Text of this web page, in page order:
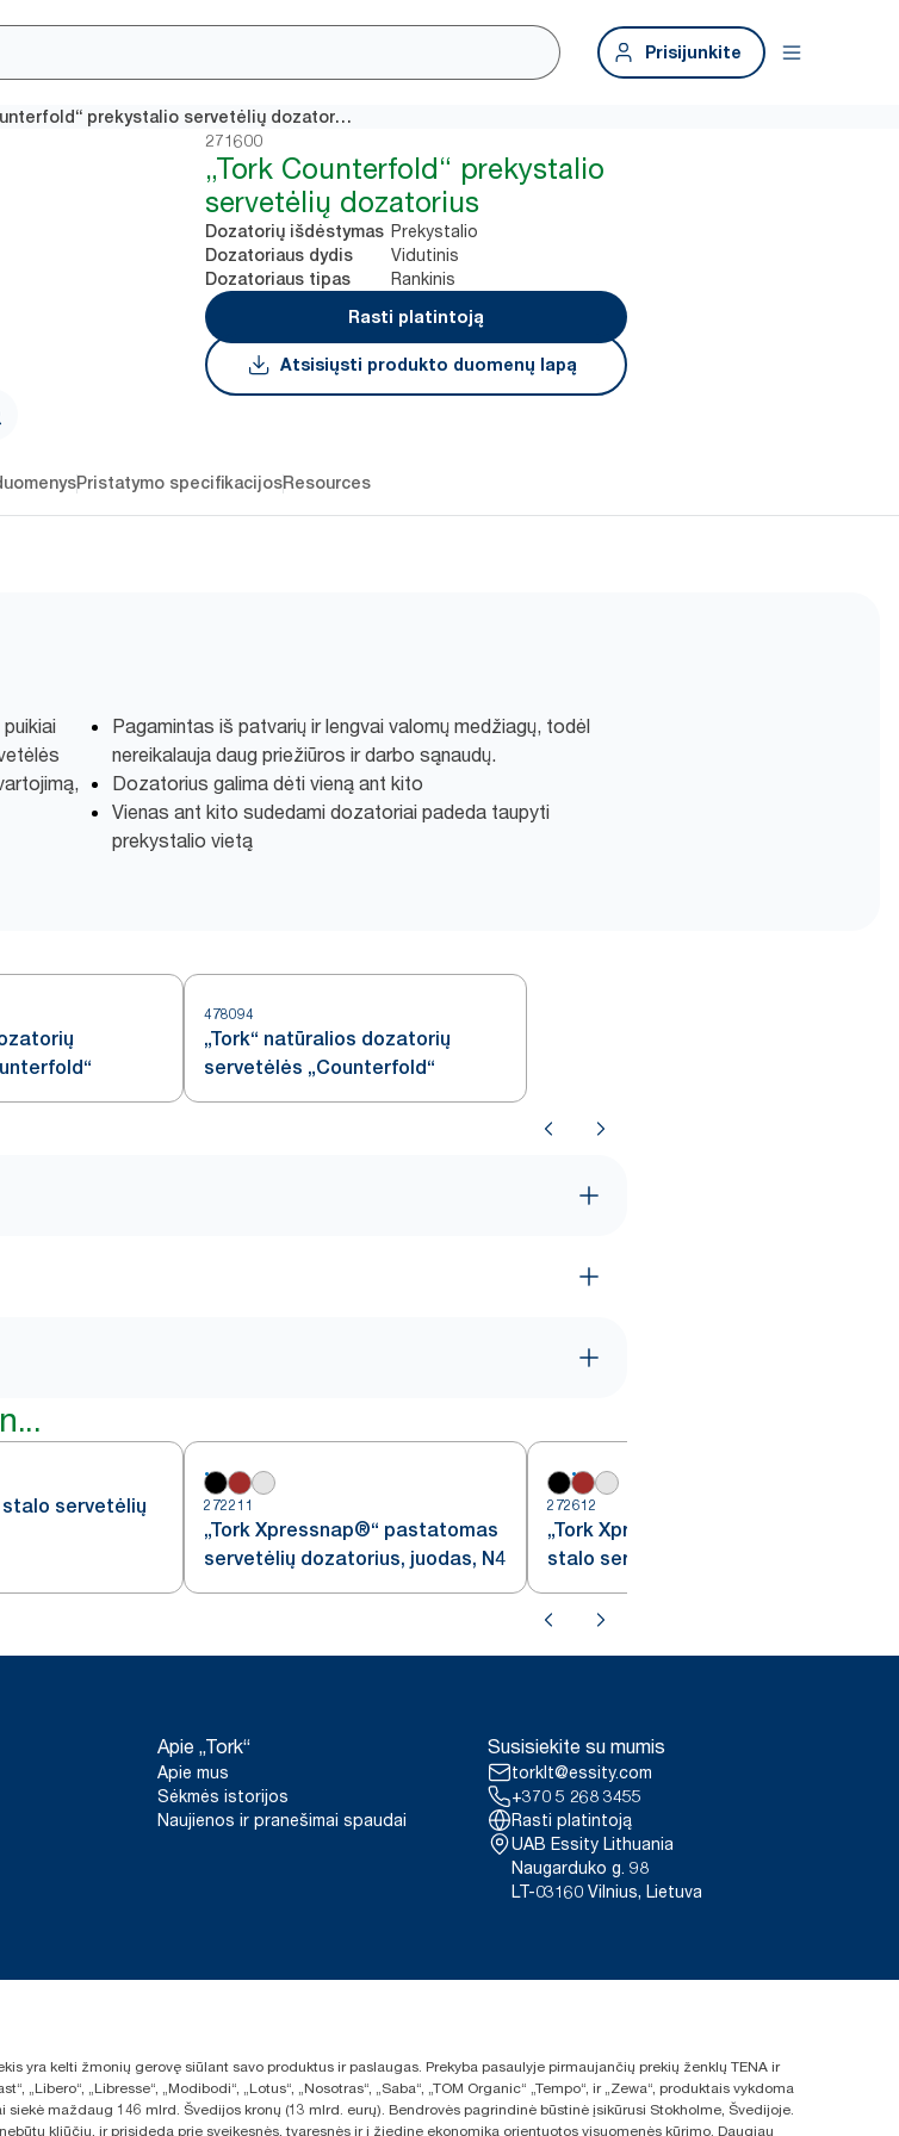
Prisijunkite
„Tork Counterfold“ prekystalio servetėlių dozatorius
271600
„Tork Counterfold“ prekystalio
servetėlių dozatorius
Dozatorių išdėstymas Prekystalio
Dozatoriaus dydis Vidutinis
Dozatoriaus tipas
Rankinis
Rasti platintoją
Atsisiųsti produkto duomenų lapą
Pristatymo specifikacijosResources
Pagamintas iš patvarių ir lengvai valomų medžiagų, todėl
nereikalauja daug priežiūros ir darbo sąnaudų.
Dozatorius galima dėti vieną ant kito
Vienas ant kito sudedami dozatoriai padeda taupyti
prekystalio vietą
478094
„Tork“ natūralios dozatorių
servetėlės „Counterfold“
stalo servetėlių
272211
„Tork Xpressnap®“ pastatomas
servetėlių dozatorius, juodas, N4
272612
„Tork Xpressnap®“ raudonas
stalo servetėlių dozatorius N4
Apie „Tork“
Apie mus
Sėkmės istorijos
Naujienos ir pranešimai spaudai
Susisiekite su mumis
torklt@essity.com
+370 5 268 3455
Rasti platintoją
UAB Essity Lithuania
Naugarduko g. 98
LT-03160 Vilnius, Lietuva
yra kelti žmonių gerovę siūlant savo produktus ir paslaugas. Prekyba pasaulyje pirmaujančių prekių ženklų TENA ir
„Libresse“, „Modibodi“, „Lotus“, „Nosotras“, „Saba“, „TOM Organic“ „Tempo“, ir „Zewa“, produktais vykdoma
maždaug 146 mlrd. Švedijos kronų (13 mlrd. eurų). Bendrovės pagrindinė būstinė įsikūrusi Stokholme, Švedijoje.
kliūčių, ir prisideda prie sveikesnės, tvaresnės ir į žiedinę ekonomiką orientuotos visuomenės kūrimo. Daugiau